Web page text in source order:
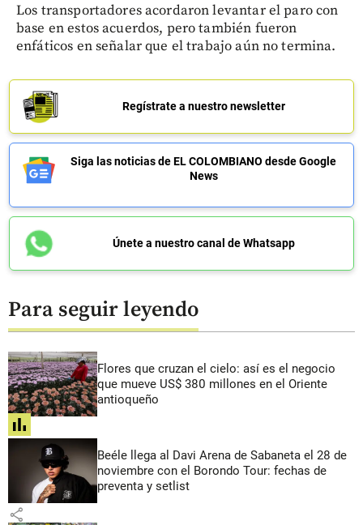
Los transportadores acordaron levantar el paro con
base en estos acuerdos, pero también fueron
enfáticos en señalar que el trabajo aún no termina.
Regístrate a nuestro newsletter
Siga las noticias de EL COLOMBIANO desde Google
News
Únete a nuestro canal de Whatsapp
Para seguir leyendo
Flores que cruzan el cielo: así es el negocio
que mueve US$ 380 millones en el Oriente
antioqueño
share
Beéle llega al Davi Arena de Sabaneta el 28 de
noviembre con el Borondo Tour: fechas de
preventa y setlist
share